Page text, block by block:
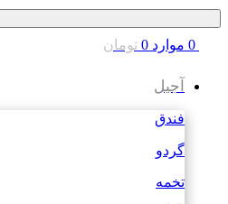
0 موارد 0 تومان
آجیل
فندق
گردو
تخمه